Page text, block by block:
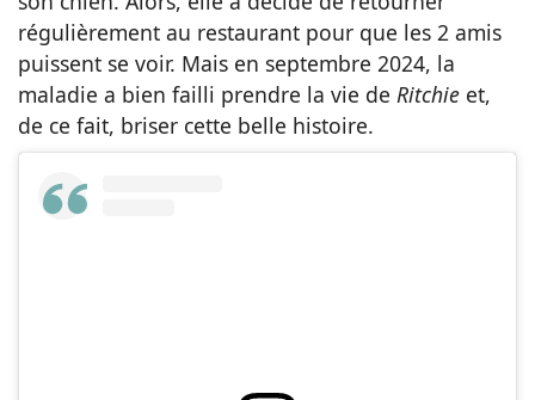
régulièrement au restaurant pour que les 2 amis
puissent se voir. Mais en septembre 2024, la
maladie a bien failli prendre la vie de Ritchie et,
de ce fait, briser cette belle histoire.